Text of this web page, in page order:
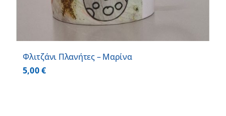
Φλιτζάνι Πλανήτες – Μαρίνα
5,00€